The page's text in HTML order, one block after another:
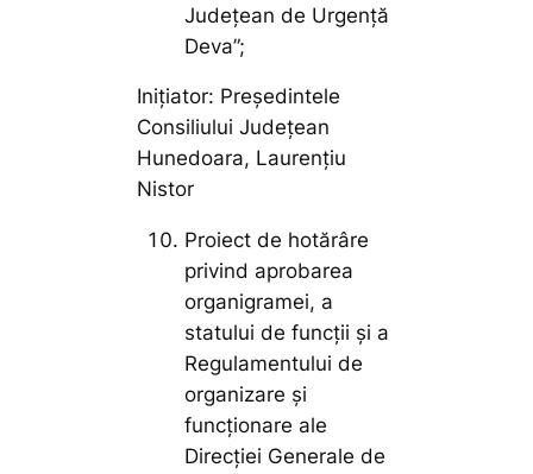
Județean de Urgență
Deva”;
Inițiator: Președintele
Consiliului Județean
Hunedoara, Laurențiu
Nistor
Proiect de hotărâre
privind aprobarea
organigramei, a
statului de funcții și a
Regulamentului de
organizare și
funcționare ale
Direcției Generale de